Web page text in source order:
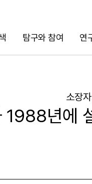
탐구와 참여 연
검색
소장
년에 설